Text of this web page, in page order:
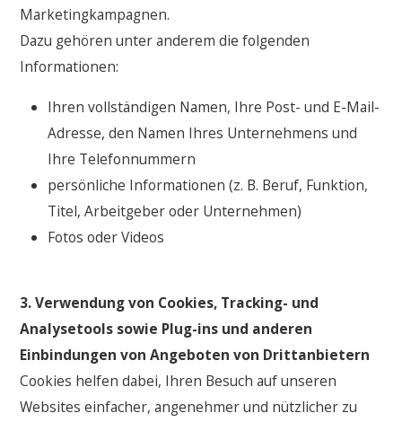
Marketingkampagnen.
Dazu gehören unter anderem die folgenden
Informationen:
Ihren vollständigen Namen, Ihre Post- und E-Mail-
Adresse, den Namen Ihres Unternehmens und
Ihre Telefonnummern
persönliche Informationen (z. B. Beruf, Funktion,
Titel, Arbeitgeber oder Unternehmen)
Fotos oder Videos
3. Verwendung von Cookies, Tracking- und
Analysetools sowie Plug-ins und anderen
Einbindungen von Angeboten von Drittanbietern
Cookies helfen dabei, Ihren Besuch auf unseren
Websites einfacher, angenehmer und nützlicher zu